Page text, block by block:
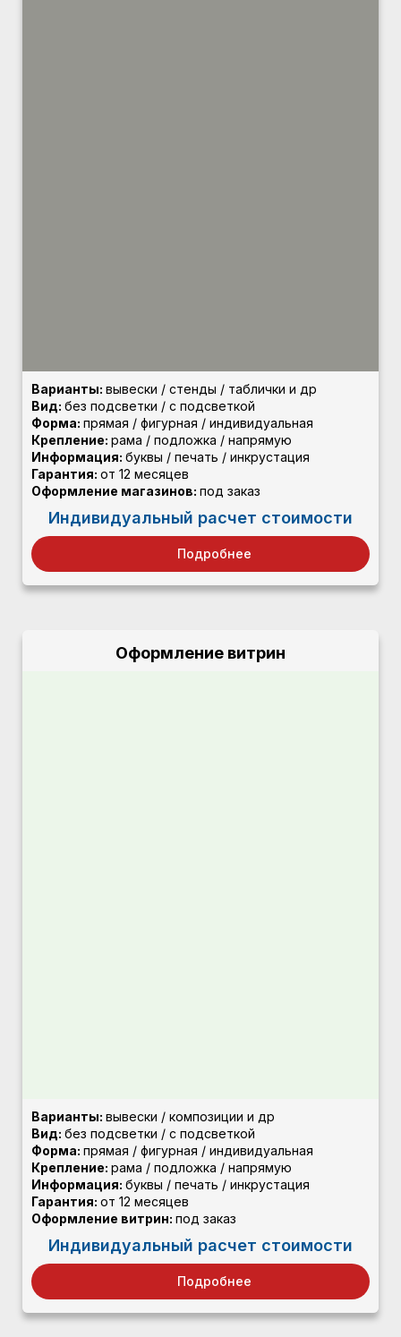
Варианты: вывески / стенды / таблички и др
Вид: без подсветки / с подсветкой
Форма: прямая / фигурная / индивидуальная
Крепление: рама / подложка / напрямую
Информация: буквы / печать / инкрустация
Гарантия: от 12 месяцев
Оформление магазинов: под заказ
Индивидуальный расчет стоимости
Подробнее
Оформление витрин
Варианты: вывески / композиции и др
Вид: без подсветки / с подсветкой
Форма: прямая / фигурная / индивидуальная
Крепление: рама / подложка / напрямую
Информация: буквы / печать / инкрустация
Гарантия: от 12 месяцев
Оформление витрин: под заказ
Индивидуальный расчет стоимости
Подробнее